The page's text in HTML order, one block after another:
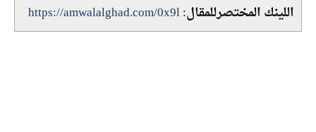
اللينك المختصرللمقال:https://amwalalghad.com/0x9l